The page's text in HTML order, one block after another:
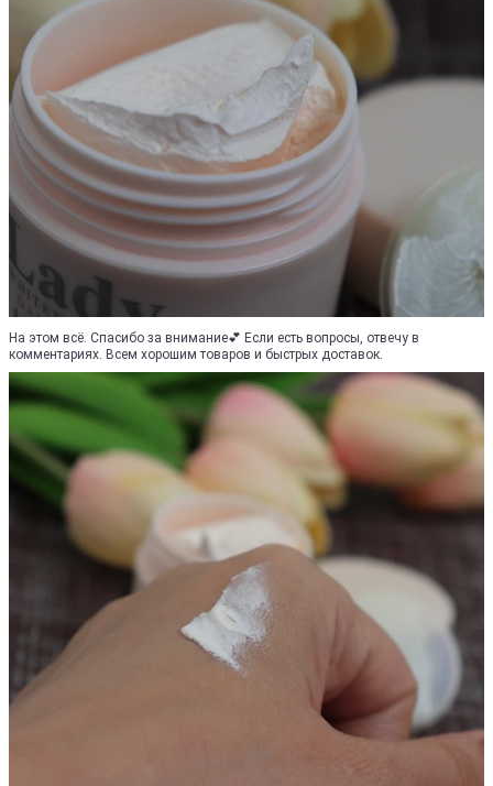
На этом всё. Спасибо за внимание💕 Если есть вопросы, отвечу в
комментариях. Всем хорошим товаров и быстрых доставок.